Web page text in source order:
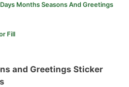
Days Months Seasons And Greetings
Fill
and Greetings Sticker